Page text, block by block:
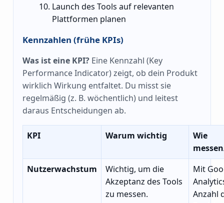
Launch des Tools auf relevanten
Plattformen planen
Kennzahlen (frühe KPIs)
Was ist eine KPI? Eine Kennzahl (Key
Performance Indicator) zeigt, ob dein Produkt
wirklich Wirkung entfaltet. Du misst sie
regelmäßig (z. B. wöchentlich) und leitest
daraus Entscheidungen ab.
KPI Warum wichtig
Wie
Nutzerwachstum
Wichtig, um die
Akzeptanz des Tools
zu messen.
Mit
Anzahl